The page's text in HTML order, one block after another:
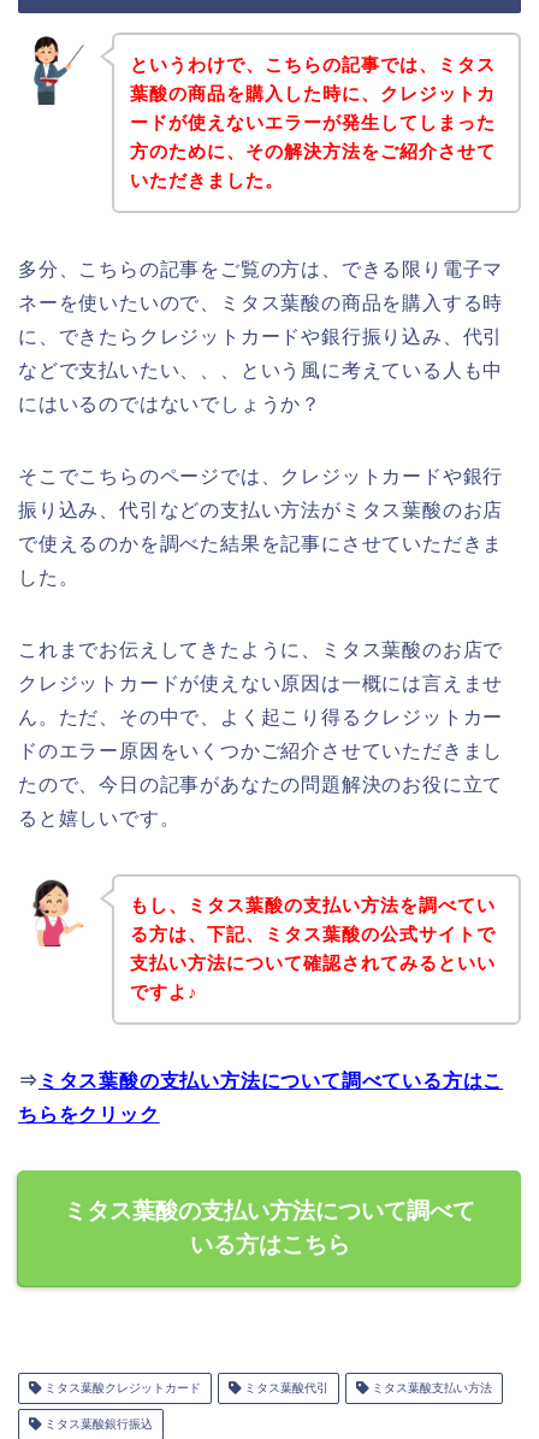
というわけで、こちらの記事では、ミタス
葉酸の商品を購入した時に、クレジットカ
ードが使えないエラーが発生してしまった
方のために、その解決方法をご紹介させて
いただきました。
多分、こちらの記事をご覧の方は、できる限り電子マ
ネーを使いたいので、ミタス葉酸の商品を購入する時
に、できたらクレジットカードや銀行振り込み、代引
などで支払いたい、、、という風に考えている人も中
にはいるのではないでしょうか？
そこでこちらのページでは、クレジットカードや銀行
振り込み、代引などの支払い方法がミタス葉酸のお店
で使えるのかを調べた結果を記事にさせていただきま
した。
これまでお伝えしてきたように、ミタス葉酸のお店で
クレジットカードが使えない原因は一概には言えませ
ん。ただ、その中で、よく起こり得るクレジットカー
ドのエラー原因をいくつかご紹介させていただきまし
たので、今日の記事があなたの問題解決のお役に立て
ると嬉しいです。
もし、ミタス葉酸の支払い方法を調べてい
る方は、下記、ミタス葉酸の公式サイトで
支払い方法について確認されてみるといい
ですよ♪
⇒ ミタス葉酸の支払い方法について調べている方はこ
ちらをクリック
ミタス葉酸の支払い方法について調べて
いる方はこちら
ミタス葉酸クレジットカード ミタス葉酸代引 ミタス葉酸支払い方法
ミタス葉酸銀行振込